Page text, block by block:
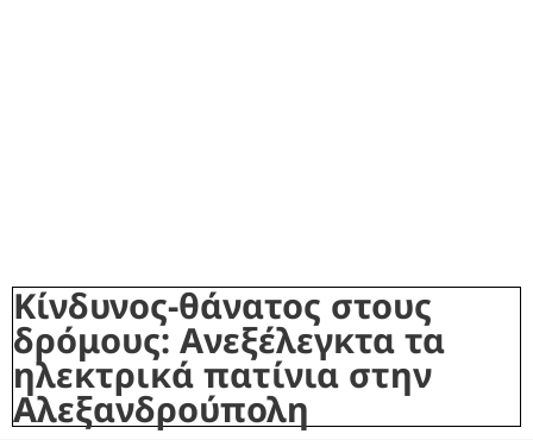
Κίνδυνος-θάνατος στους
δρόμους: Ανεξέλεγκτα τα
ηλεκτρικά πατίνια στην
Αλεξανδρούπολη